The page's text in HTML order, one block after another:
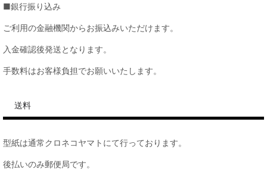
■銀行振り込み
ご利用の金融機関からお振込みいただけます。
入金確認後発送となります。
手数料はお客様負担でお願いいたします。
送料
型紙は通常クロネコヤマトにて行っております。
後払いのみ郵便局です。